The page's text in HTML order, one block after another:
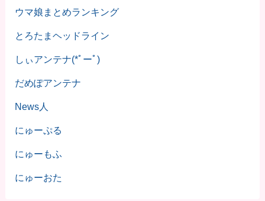
ウマ娘まとめランキング
とろたまヘッドライン
しぃアンテナ(*ﾟーﾟ)
だめぽアンテナ
News人
にゅーぷる
にゅーもふ
にゅーおた